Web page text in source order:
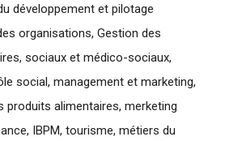
développement et pilotage
organisations, Gestion des
sociaux et médico-sociaux,
social, management et marketing,
produits alimentaires, merketing
IBPM, tourisme, métiers du